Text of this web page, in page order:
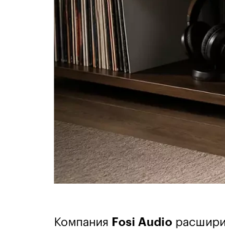
Компания Fosi Audio